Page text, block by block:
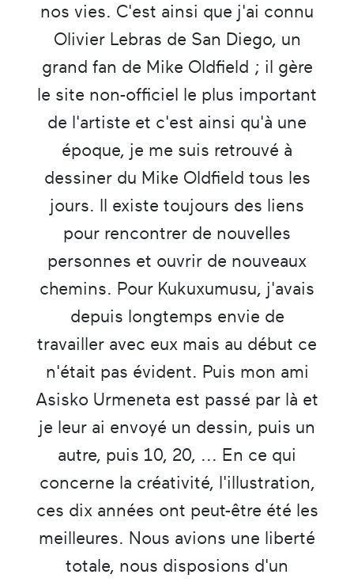
nos vies. C'est ainsi que j'ai connu
Olivier Lebras de San Diego, un
grand fan de Mike Oldfield ; il gère
le site non-officiel le plus important
de l'artiste et c'est ainsi qu'à une
époque, je me suis retrouvé à
dessiner du Mike Oldfield tous les
jours. Il existe toujours des liens
pour rencontrer de nouvelles
personnes et ouvrir de nouveaux
chemins. Pour Kukuxumusu, j'avais
depuis longtemps envie de
travailler avec eux mais au début ce
n'était pas évident. Puis mon ami
Asisko Urmeneta est passé par là et
je leur ai envoyé un dessin, puis un
autre, puis 10, 20, ... En ce qui
concerne la créativité, l'illustration,
ces dix années ont peut-être été les
meilleures. Nous avions une liberté
totale, nous disposions d'un